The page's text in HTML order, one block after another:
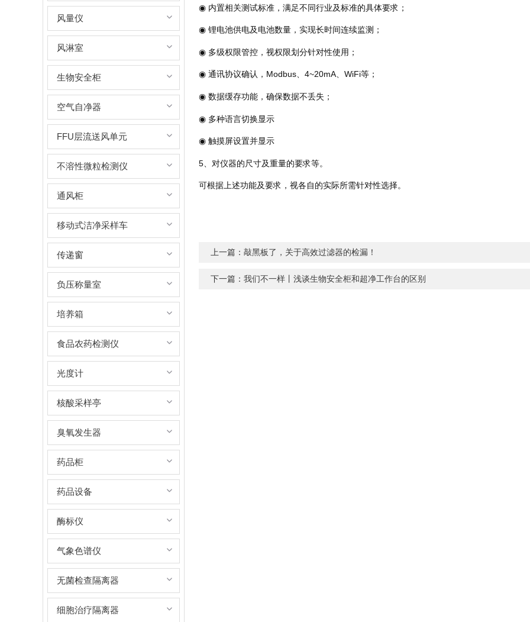
◉ 内置相关测试标准，满足不同行业及标准的具体要求；
◉ 锂电池供电及电池数量，实现长时间连续监测；
◉ 多级权限管控，视权限划分针对性使用；
◉ 通讯协议确认，Modbus、4~20mA、WiFi等；
◉ 数据缓存功能，确保数据不丢失；
◉ 多种语言切换显示
◉ 触摸屏设置并显示
5、对仪器的尺寸及重量的要求等。
可根据上述功能及要求，视各自的实际所需针对性选择。
上一篇： 敲黑板了，关于高效过滤器的检漏！
下一篇： 我们不一样丨浅谈生物安全柜和超净工作台的区别
风量仪
风淋室
生物安全柜
空气自净器
FFU层流送风单元
不溶性微粒检测仪
通风柜
移动式洁净采样车
传递窗
负压称量室
培养箱
食品农药检测仪
光度计
核酸采样亭
臭氧发生器
药品柜
药品设备
酶标仪
气象色谱仪
无菌检查隔离器
细胞治疗隔离器